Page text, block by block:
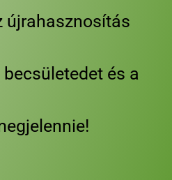
újrahasznosítás
és a